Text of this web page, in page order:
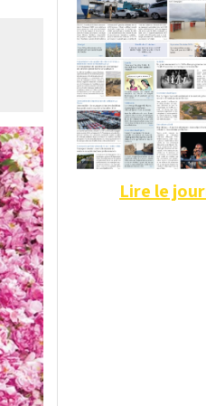
Lire le